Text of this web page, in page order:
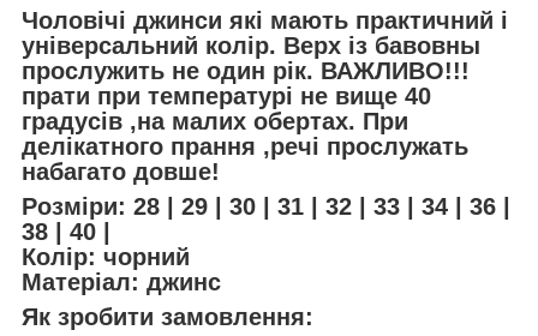
Чоловічі джинси які мають практичний і
універсальний колір. Верх із бавовны
прослужить не один рік. ВАЖЛИВО!!!
прати при температурі не вище 40
градусів ,на малих обертах. При
делікатного прання ,речі прослужать
набагато довше!
Розміри: 28 | 29 | 30 | 31 | 32 | 33 | 34 | 36 |
38 | 40 |
Колір: чорний
Матеріал: джинс
Як зробити замовлення: